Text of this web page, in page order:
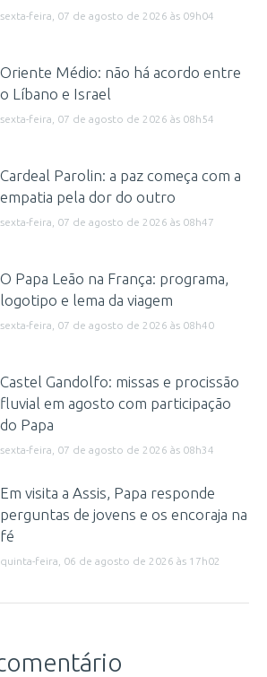
sexta-feira, 07 de agosto de 2026 às 09h04
Oriente Médio: não há acordo entre
o Líbano e Israel
sexta-feira, 07 de agosto de 2026 às 08h54
Cardeal Parolin: a paz começa com a
empatia pela dor do outro
sexta-feira, 07 de agosto de 2026 às 08h47
O Papa Leão na França: programa,
logotipo e lema da viagem
sexta-feira, 07 de agosto de 2026 às 08h40
Castel Gandolfo: missas e procissão
fluvial em agosto com participação
do Papa
sexta-feira, 07 de agosto de 2026 às 08h34
Em visita a Assis, Papa responde
perguntas de jovens e os encoraja na
fé
quinta-feira, 06 de agosto de 2026 às 17h02